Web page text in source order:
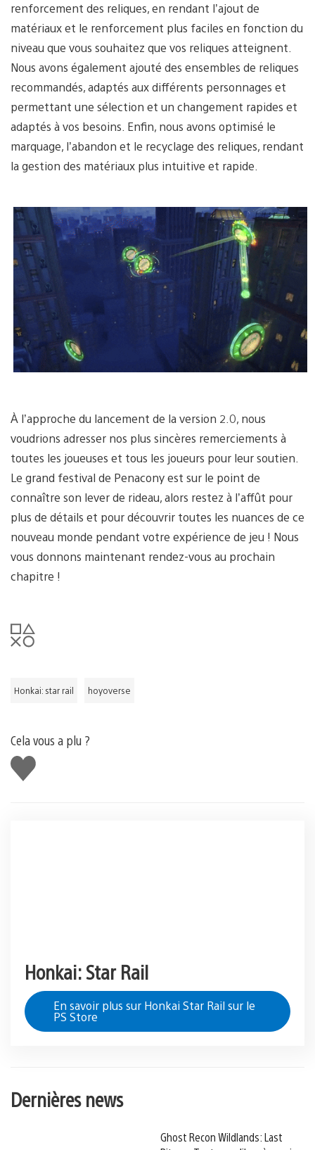
renforcement des reliques, en rendant l’ajout de
matériaux et le renforcement plus faciles en fonction du
niveau que vous souhaitez que vos reliques atteignent.
Nous avons également ajouté des ensembles de reliques
recommandés, adaptés aux différents personnages et
permettant une sélection et un changement rapides et
adaptés à vos besoins. Enfin, nous avons optimisé le
marquage, l’abandon et le recyclage des reliques, rendant
la gestion des matériaux plus intuitive et rapide.
À l’approche du lancement de la version 2.0, nous
voudrions adresser nos plus sincères remerciements à
toutes les joueuses et tous les joueurs pour leur soutien.
Le grand festival de Penacony est sur le point de
connaître son lever de rideau, alors restez à l’affût pour
plus de détails et pour découvrir toutes les nuances de ce
nouveau monde pendant votre expérience de jeu ! Nous
vous donnons maintenant rendez-vous au prochain
chapitre !
Honkai: star rail hoyoverse
Cela vous a plu ?
J'aime
Honkai: Star Rail
En savoir plus sur Honkai Star Rail sur le
PS Store
Dernières news
Ghost Recon Wildlands: Last